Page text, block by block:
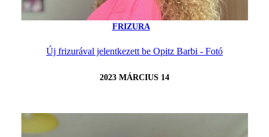
FRIZURA
Új frizurával jelentkezett be Opitz Barbi - Fotó
2023 MÁRCIUS 14